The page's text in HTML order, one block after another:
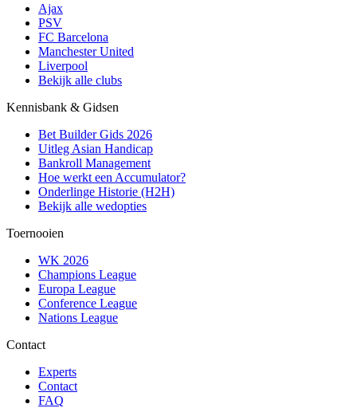
Ajax
PSV
FC Barcelona
Manchester United
Liverpool
Bekijk alle clubs
Kennisbank & Gidsen
Bet Builder Gids 2026
Uitleg Asian Handicap
Bankroll Management
Hoe werkt een Accumulator?
Onderlinge Historie (H2H)
Bekijk alle wedopties
Toernooien
WK 2026
Champions League
Europa League
Conference League
Nations League
Contact
Experts
Contact
FAQ